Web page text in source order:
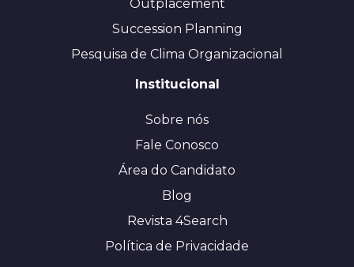
Outplacement
Succession Planning
Pesquisa de Clima Organizacional
Institucional
Sobre nós
Fale Conosco
Área do Candidato
Blog
Revista 4Search
Política de Privacidade